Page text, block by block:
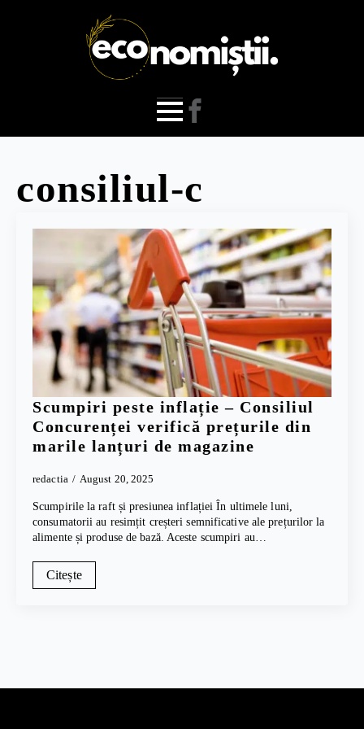
consiliul-c
Scumpiri peste inflație – Consiliul
Concurenței verifică prețurile din
marile lanțuri de magazine
redactia August 20, 2025
Scumpirile la raft și presiunea inflației În ultimele luni,
consumatorii au resimțit creșteri semnificative ale prețurilor la
alimente și produse de bază. Aceste scumpiri au…
Citește